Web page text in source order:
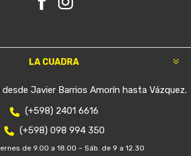
LA CUADRA
desde Javier Barrios Amorín hasta Vázquez.
(+598) 2401 6616
(+598) 098 994 350
de 9.00 a 18.00 – Sáb. de 9 a 12.30